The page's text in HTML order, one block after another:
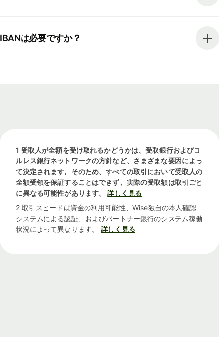
IBANは必要ですか？
1 受取人が全額を受け取れるかどうかは、受取銀行およびコ
ルレス銀行ネットワークの方針など、さまざまな要因によっ
て決定されます。そのため、すべての取引において受取人の
全額受領を保証することはできず、実際の受取額は取引ごと
に異なる可能性があります。
詳しく見る
2 取引スピードは資金の利用可能性、Wise独自の本人確認
システムによる認証、およびパートナー銀行のシステム稼働
状況によって異なります。
詳しく見る